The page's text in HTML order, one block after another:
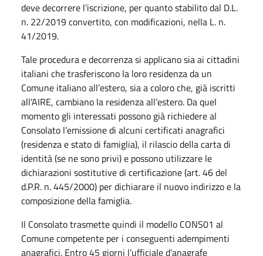
deve decorrere l’iscrizione, per quanto stabilito dal D.L.
n. 22/2019 convertito, con modificazioni, nella L. n.
41/2019.
Tale procedura e decorrenza si applicano sia ai cittadini
italiani che trasferiscono la loro residenza da un
Comune italiano all’estero, sia a coloro che, già iscritti
all’AIRE, cambiano la residenza all’estero. Da quel
momento gli interessati possono già richiedere al
Consolato l’emissione di alcuni certificati anagrafici
(residenza e stato di famiglia), il rilascio della carta di
identità (se ne sono privi) e possono utilizzare le
dichiarazioni sostitutive di certificazione (art. 46 del
d.P.R. n. 445/2000) per dichiarare il nuovo indirizzo e la
composizione della famiglia.
Il Consolato trasmette quindi il modello CONS01 al
Comune competente per i conseguenti adempimenti
anagrafici. Entro 45 giorni l’ufficiale d’anagrafe